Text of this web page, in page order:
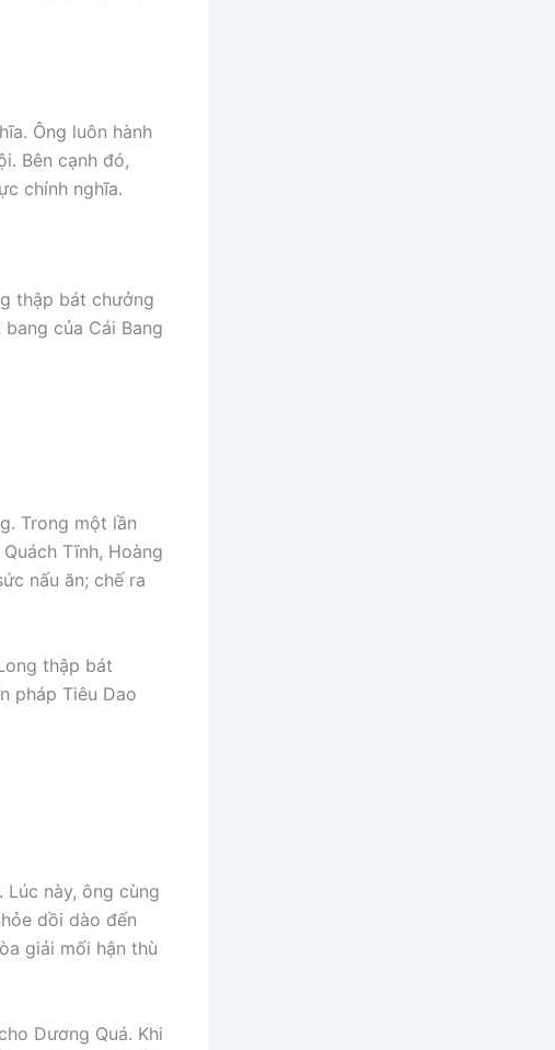
Ông luôn hành
Bên cạnh đó,
chính nghĩa.
thập bát chưởng
của Cái Bang
Trong một lần
Tĩnh, Hoàng
nấu ăn; chế ra
thập bát
pháp Tiêu Dao
này, ông cùng
dồi dào đến
giải mối hận thù
Dương Quá. Khi